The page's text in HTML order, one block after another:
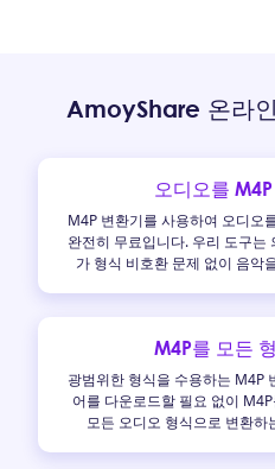
AmoyShare 온라
오디오를
M4P 변환기를 사용하여 오디오
완전히 무료입니다. 우리 도구
가 형식 비호환 문제 없이 음악
M4P를 모든
광범위한 형식을 수용하는 M4P
어를 다운로드할 필요 없이
모든 오디오 형식으로 변환하